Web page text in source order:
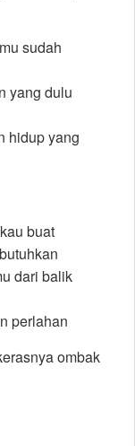
sudah
yang dulu
hidup yang
buat
dari balik
perlahan
ombak